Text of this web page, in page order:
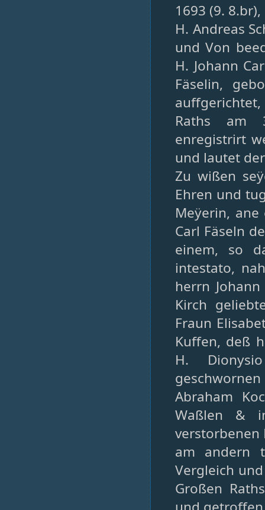
1693 (9.
H. Andreas
und Von
H. Johann
Fäselin,
Raths am
enregistrirt
und lautet
Zu wißen
Ehren und
Meÿerin,
Carl Fäseln
einem, so
intestato,
herrn
Kirch
Fraun
Kuffen, deß
H.
Abraham
Waßlen &
verstorbenen
am andern
Vergleich
Großen